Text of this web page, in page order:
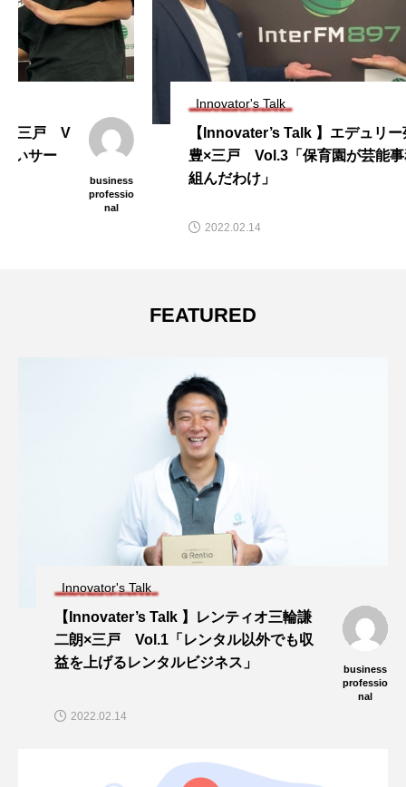
【Innovater’s Talk 】エデュリー菊池翔
豊×三戸 Vol.3「保育園が芸能事務所と
組んだわけ」
FEATURED
Innovator's Talk
【Innovater’s Talk 】レンティオ三輪謙
二朗×三戸 Vol.1「レンタル以外でも収
益を上げるレンタルビジネス」
business
professio
nal
2022.02.14